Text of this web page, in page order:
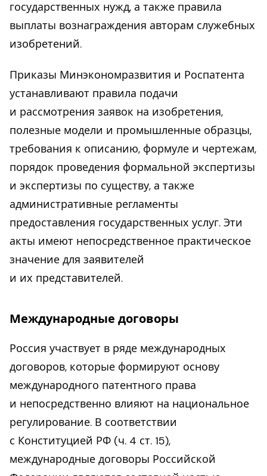
государственных нужд, а также правила
выплаты вознаграждения авторам служебных
изобретений.
Приказы Минэкономразвития и Роспатента
устанавливают правила подачи
и рассмотрения заявок на изобретения,
полезные модели и промышленные образцы,
требования к описанию, формуле и чертежам,
порядок проведения формальной экспертизы
и экспертизы по существу, а также
административные регламенты
предоставления государственных услуг. Эти
акты имеют непосредственное практическое
значение для заявителей
и их представителей.
Международные договоры
Россия участвует в ряде международных
договоров, которые формируют основу
международного патентного права
и непосредственно влияют на национальное
регулирование. В соответствии
с Конституцией РФ (ч. 4 ст. 15),
международные договоры Российской